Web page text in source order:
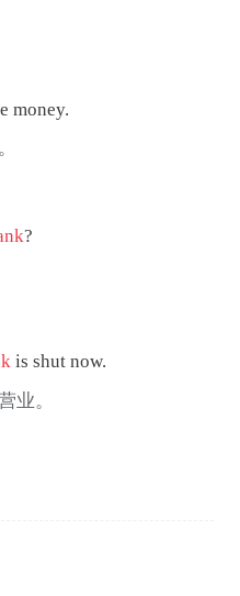
money.
?
is shut now.
业。